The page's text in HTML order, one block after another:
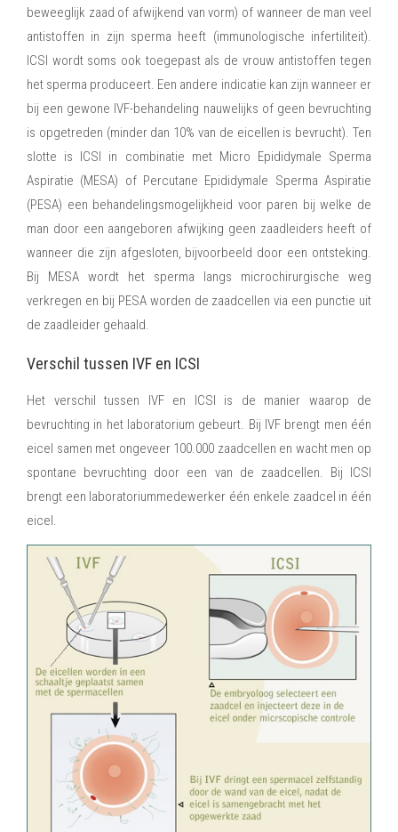
beweeglijk zaad of afwijkend van vorm) of wanneer de man veel
antistoffen in zijn sperma heeft (immunologische infertiliteit).
ICSI wordt soms ook toegepast als de vrouw antistoffen tegen
het sperma produceert. Een andere indicatie kan zijn wanneer er
bij een gewone IVF-behandeling nauwelijks of geen bevruchting
is opgetreden (minder dan 10% van de eicellen is bevrucht). Ten
slotte is ICSI in combinatie met Micro Epididymale Sperma
Aspiratie (MESA) of Percutane Epididymale Sperma Aspiratie
(PESA) een behandelingsmogelijkheid voor paren bij welke de
man door een aangeboren afwijking geen zaadleiders heeft of
wanneer die zijn afgesloten, bijvoorbeeld door een ontsteking.
Bij MESA wordt het sperma langs microchirurgische weg
verkregen en bij PESA worden de zaadcellen via een punctie uit
de zaadleider gehaald.
Verschil tussen IVF en ICSI
Het verschil tussen IVF en ICSI is de manier waarop de
bevruchting in het laboratorium gebeurt. Bij IVF brengt men één
eicel samen met ongeveer 100.000 zaadcellen en wacht men op
spontane bevruchting door een van de zaadcellen. Bij ICSI
brengt een laboratoriummedewerker één enkele zaadcel in één
eicel.